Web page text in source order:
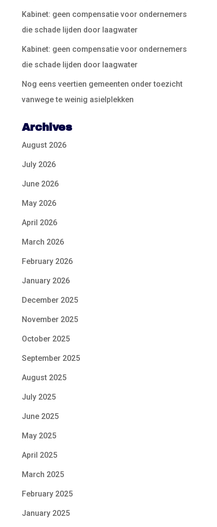
Kabinet: geen compensatie voor ondernemers
die schade lijden door laagwater
Kabinet: geen compensatie voor ondernemers
die schade lijden door laagwater
Nog eens veertien gemeenten onder toezicht
vanwege te weinig asielplekken
Archives
August 2026
July 2026
June 2026
May 2026
April 2026
March 2026
February 2026
January 2026
December 2025
November 2025
October 2025
September 2025
August 2025
July 2025
June 2025
May 2025
April 2025
March 2025
February 2025
January 2025